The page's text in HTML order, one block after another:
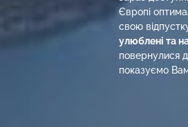
Європі
свою
улюблені та
повернулися
показуємо Вам